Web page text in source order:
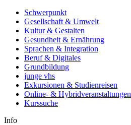
Schwerpunkt
Gesellschaft & Umwelt
Kultur & Gestalten
Gesundheit & Ernährung
Sprachen & Integration
Beruf & Digitales
Grundbildung
junge vhs
Exkursionen & Studienreisen
Online- & Hybridveranstaltungen
Kurssuche
Info